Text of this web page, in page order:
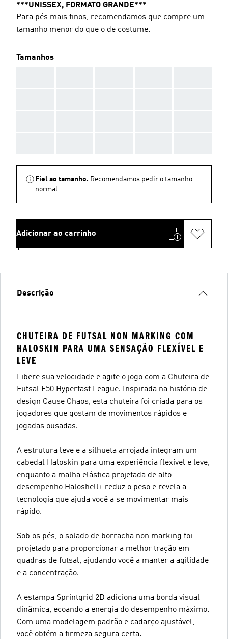
***UNISSEX, FORMATO GRANDE***
Para pés mais finos, recomendamos que compre um
tamanho menor do que o de costume.
Tamanhos
Fiel ao tamanho. Recomendamos pedir o tamanho
normal.
Adicionar ao carrinho
Descrição
CHUTEIRA DE FUTSAL NON MARKING COM
HALOSKIN PARA UMA SENSAÇÃO FLEXÍVEL E
LEVE
Libere sua velocidade e agite o jogo com a Chuteira de
Futsal F50 Hyperfast League. Inspirada na história de
design Cause Chaos, esta chuteira foi criada para os
jogadores que gostam de movimentos rápidos e
jogadas ousadas.
A estrutura leve e a silhueta arrojada integram um
cabedal Haloskin para uma experiência flexível e leve,
enquanto a malha elástica projetada de alto
desempenho Haloshell+ reduz o peso e revela a
tecnologia que ajuda você a se movimentar mais
rápido.
Sob os pés, o solado de borracha non marking foi
projetado para proporcionar a melhor tração em
quadras de futsal, ajudando você a manter a agilidade
e a concentração.
A estampa Sprintgrid 2D adiciona uma borda visual
dinâmica, ecoando a energia do desempenho máximo.
Com uma modelagem padrão e cadarço ajustável,
você obtém a firmeza segura certa.